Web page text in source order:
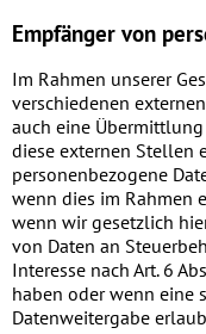
Empfänger von
Im Rahmen unserer
verschiedenen
auch eine
diese externen Stellen
personenbezogene
wenn dies im Rahmen
wenn wir gesetzlich
von Daten an
Interesse nach Art. 6
haben oder wenn eine
Datenweitergabe